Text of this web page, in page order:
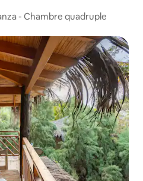
- Chambre quadruple